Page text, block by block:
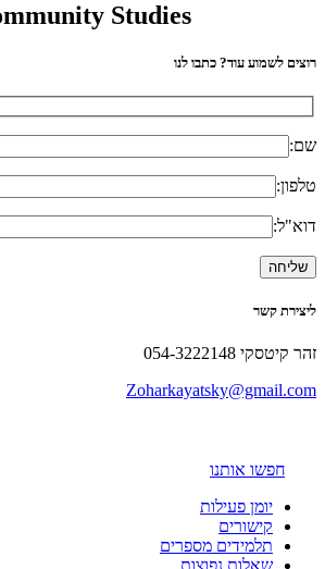
Studies
רוצים לשמוע עוד? כתבו לנו
שם:
טלפון:
דוא"ל:
ליצירת קשר
זהר קיטסקי 054-3222148
Zoharkayatsky@gmail.com
חפשו אותנו
יומן פעילות
קישורים
תלמידים מספרים